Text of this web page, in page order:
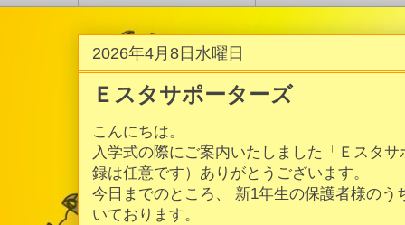
2026年4月8日水曜日
Ｅスタサポーターズ
こんにちは。
入学式の際にご案内いたしました「Ｅスタ
録は任意です）ありがとうございます。
今日までのところ、 新1年生の保護者様のう
いております。